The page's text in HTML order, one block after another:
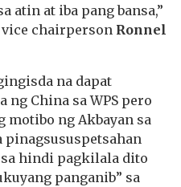
atin at iba pang bansa,”
chairperson Ronnel
na dapat
China sa WPS pero
ng Akbayan sa
pinagsususpetsahan
hindi pagkilala dito
panganib” sa